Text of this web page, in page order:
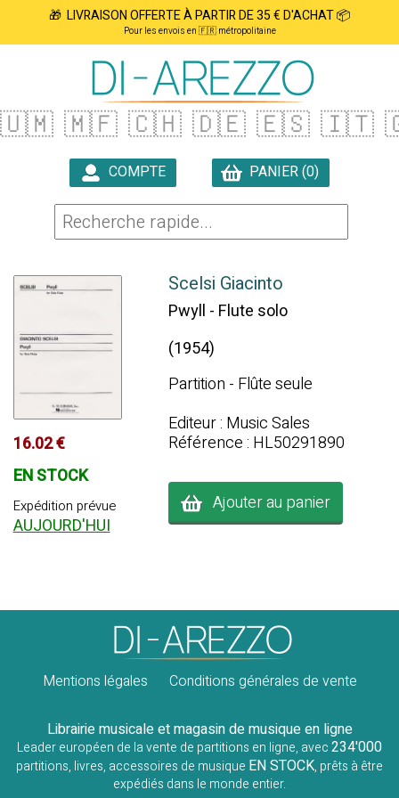
🎁 LIVRAISON OFFERTE À PARTIR DE 35 € D'ACHAT 📦
Pour les envois en 🇫🇷 métropolitaine
🇺🇲 🇲🇫 🇨🇭 🇩🇪 🇪🇸 🇮🇹
COMPTE
PANIER (0)
16.02 €
EN STOCK
Expédition prévue
AUJOURD'HUI
Scelsi Giacinto
Pwyll - Flute solo
(1954)
Partition - Flûte seule
Editeur : Music Sales
Référence : HL50291890
Ajouter au panier
Mentions légales Conditions générales de vente
Librairie musicale et magasin de musique en ligne
Leader européen de la vente de partitions en ligne, avec234'000
partitions, livres, accessoires de musique EN STOCK, prêts à être
expédiés dans le monde entier.